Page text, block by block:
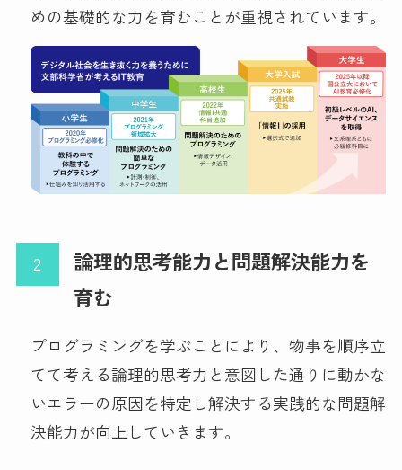
めの基礎的な力を育むことが重視されています。
論理的思考能力と問題解決能力を
育む
プログラミングを学ぶことにより、物事を順序立
てて考える論理的思考力と意図した通りに動かな
いエラーの原因を特定し解決する実践的な問題解
決能力が向上していきます。